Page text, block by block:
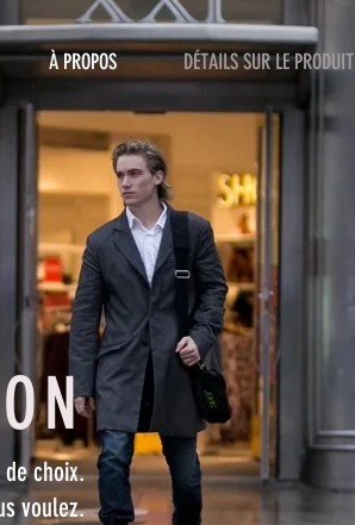
À PROPOS DÉTAILS SUR LE PRODUIT
choix.
voulez.